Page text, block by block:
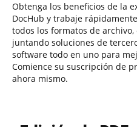
Obtenga los beneficios de la
DocHub y trabaje
todos los formatos de
juntando soluciones de
software todo en uno para
Comience su suscripción de
ahora mismo.